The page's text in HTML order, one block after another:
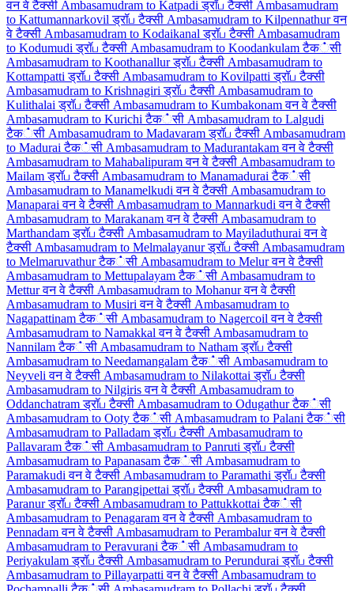
वन वे टैक्सी Ambasamudram to Katpadi ड्रॉப टैक्सी Ambasamudram
to Kattumannarkovil ड्रॉப टैक्सी Ambasamudram to Kilpennathur वन
वे टैक्सी Ambasamudram to Kodaikanal ड्रॉப टैक्सी Ambasamudram
to Kodumudi ड्रॉப टैक्सी Ambasamudram to Koodankulam टैक்सी
Ambasamudram to Koothanallur ड्रॉப टैक्सी Ambasamudram to
Kottampatti ड्रॉப टैक्सी Ambasamudram to Kovilpatti ड्रॉப टैक्सी
Ambasamudram to Krishnagiri ड्रॉப टैक्सी Ambasamudram to
Kulithalai ड्रॉப टैक्सी Ambasamudram to Kumbakonam वन वे टैक्सी
Ambasamudram to Kurichi टैक்सी Ambasamudram to Lalgudi
टैक்सी Ambasamudram to Madavaram ड्रॉப टैक्सी Ambasamudram
to Madurai टैक்सी Ambasamudram to Madurantakam वन वे टैक्सी
Ambasamudram to Mahabalipuram वन वे टैक्सी Ambasamudram to
Mailam ड्रॉப टैक्सी Ambasamudram to Manamadurai टैक்सी
Ambasamudram to Manamelkudi वन वे टैक्सी Ambasamudram to
Manaparai वन वे टैक्सी Ambasamudram to Mannarkudi वन वे टैक्सी
Ambasamudram to Marakanam वन वे टैक्सी Ambasamudram to
Marthandam ड्रॉப टैक्सी Ambasamudram to Mayiladuthurai वन वे
टैक्सी Ambasamudram to Melmalayanur ड्रॉப टैक्सी Ambasamudram
to Melmaruvathur टैक்सी Ambasamudram to Melur वन वे टैक्सी
Ambasamudram to Mettupalayam टैक்सी Ambasamudram to
Mettur वन वे टैक्सी Ambasamudram to Mohanur वन वे टैक्सी
Ambasamudram to Musiri वन वे टैक्सी Ambasamudram to
Nagapattinam टैक்सी Ambasamudram to Nagercoil वन वे टैक्सी
Ambasamudram to Namakkal वन वे टैक्सी Ambasamudram to
Nannilam टैक்सी Ambasamudram to Natham ड्रॉப टैक्सी
Ambasamudram to Needamangalam टैक்सी Ambasamudram to
Neyveli वन वे टैक्सी Ambasamudram to Nilakottai ड्रॉப टैक्सी
Ambasamudram to Nilgiris वन वे टैक्सी Ambasamudram to
Oddanchatram ड्रॉப टैक्सी Ambasamudram to Odugathur टैक்सी
Ambasamudram to Ooty टैक்सी Ambasamudram to Palani टैक்सी
Ambasamudram to Palladam ड्रॉப टैक्सी Ambasamudram to
Pallavaram टैक்सी Ambasamudram to Panruti ड्रॉப टैक्सी
Ambasamudram to Papanasam टैक்सी Ambasamudram to
Paramakudi वन वे टैक्सी Ambasamudram to Paramathi ड्रॉப टैक्सी
Ambasamudram to Parangipettai ड्रॉப टैक्सी Ambasamudram to
Paranur ड्रॉப टैक्सी Ambasamudram to Pattukkottai टैक்सी
Ambasamudram to Penagaram वन वे टैक्सी Ambasamudram to
Pennadam वन वे टैक्सी Ambasamudram to Perambalur वन वे टैक्सी
Ambasamudram to Peravurani टैक்सी Ambasamudram to
Periyakulam ड्रॉப टैक्सी Ambasamudram to Perundurai ड्रॉப टैक्सी
Ambasamudram to Pillayarpatti वन वे टैक्सी Ambasamudram to